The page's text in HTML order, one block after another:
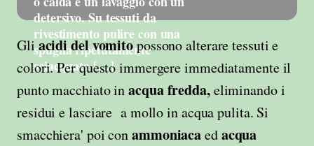
detersivo. Su tessuti da
rivestimento pulire con una
spugna ripetutamente
sciacquata […]
Gliacidi del vomitopossono alterare tessuti e
colori. Per questo immergere immediatamente il
punto macchiato inacqua fredda,eliminando i
residui e lasciare a mollo in acqua pulita. Si
smacchiera' poi conammoniacaedacqua